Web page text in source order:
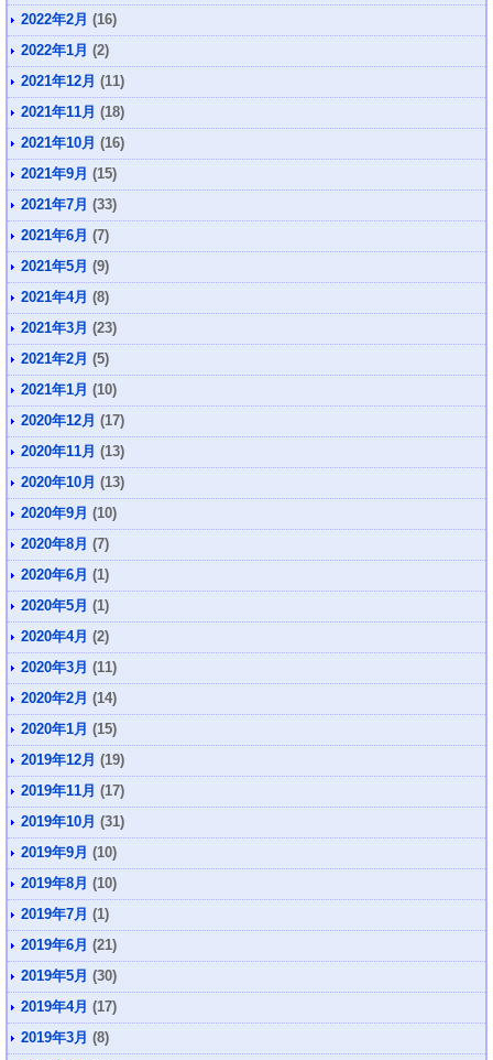
2022年2月 (16)
2022年1月 (2)
2021年12月 (11)
2021年11月 (18)
2021年10月 (16)
2021年9月 (15)
2021年7月 (33)
2021年6月 (7)
2021年5月 (9)
2021年4月 (8)
2021年3月 (23)
2021年2月 (5)
2021年1月 (10)
2020年12月 (17)
2020年11月 (13)
2020年10月 (13)
2020年9月 (10)
2020年8月 (7)
2020年6月 (1)
2020年5月 (1)
2020年4月 (2)
2020年3月 (11)
2020年2月 (14)
2020年1月 (15)
2019年12月 (19)
2019年11月 (17)
2019年10月 (31)
2019年9月 (10)
2019年8月 (10)
2019年7月 (1)
2019年6月 (21)
2019年5月 (30)
2019年4月 (17)
2019年3月 (8)